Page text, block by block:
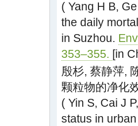
( Yang H B,
the daily
in Suzhou.
353–355. [in
殷杉, 蔡静萍,
颗粒物的净化
( Yin S, Cai J
status in